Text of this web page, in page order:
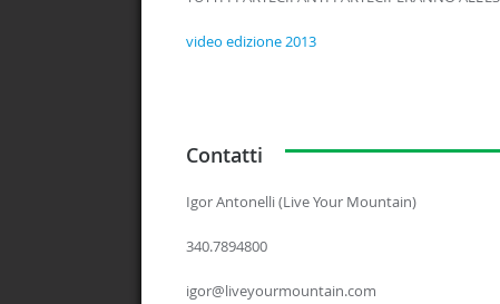
video edizione 2013
Contatti
Igor Antonelli (Live Your Mountain)
340.7894800
igor@liveyourmountain.com